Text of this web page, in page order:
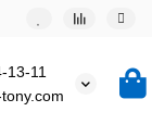
13-11